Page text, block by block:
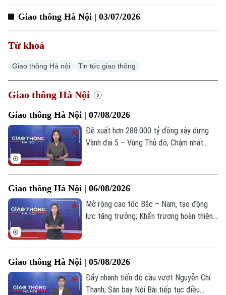
Giao thông Hà Nội | 03/07/2026
Từ khoá
Giao thông Hà nội Tin tức giao thông
Giao thông Hà Nội
Giao thông Hà Nội | 07/08/2026
Đề xuất hơn 288.000 tỷ đồng xây dựng
Vành đai 5 – Vùng Thủ đô; Chậm nhất
những tin chính trong bản tin hôm nay.
Giao thông Hà Nội | 06/08/2026
Mở rộng cao tốc Bắc – Nam, tạo động
lực tăng trưởng; Khẩn trương hoàn thiện
tin hôm nay.
Giao thông Hà Nội | 05/08/2026
Đẩy nhanh tiến độ cầu vượt Nguyễn Chí
Thanh; Sân bay Nội Bài tiếp tục điều